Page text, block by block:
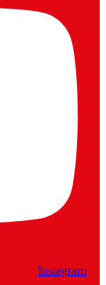
Instagram